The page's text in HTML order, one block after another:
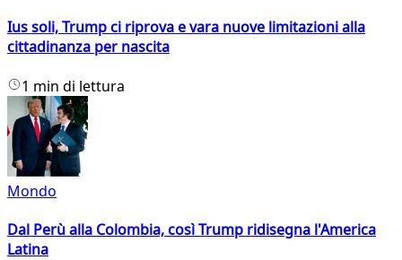
Ius soli, Trump ci riprova e vara nuove limitazioni alla
cittadinanza per nascita
1 min di lettura
Mondo
Dal Perù alla Colombia, così Trump ridisegna l'America
Latina